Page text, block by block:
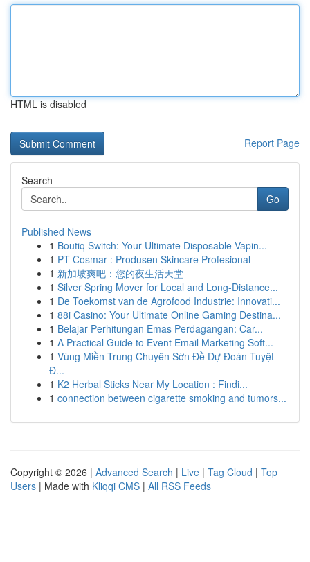
HTML is disabled
Report Page
Search
Go
Published News
1 Boutiq Switch: Your Ultimate Disposable Vapin...
1 PT Cosmar : Produsen Skincare Profesional
1 新加坡爽吧：您的夜生活天堂
1 Silver Spring Mover for Local and Long-Distance...
1 De Toekomst van de Agrofood Industrie: Innovati...
1 88i Casino: Your Ultimate Online Gaming Destina...
1 Belajar Perhitungan Emas Perdagangan: Car...
1 A Practical Guide to Event Email Marketing Soft...
1 Vùng Miền Trung Chuyên Sờn Đề Dự Đoán Tuyệt
Đ...
1 K2 Herbal Sticks Near My Location : Findi...
1 connection between cigarette smoking and tumors...
Copyright © 2026 | Advanced Search | Live | Tag Cloud | Top
Users | Made with Kliqqi CMS | All RSS Feeds